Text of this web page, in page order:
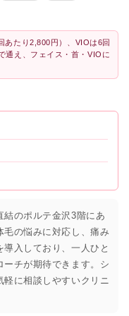
あたり2,800円）、VIOは6回
通え、フェイス・首・VIOに
のポルテ金沢3階にあ
毛の悩みに対応し、痛み
入しており、一人ひと
ーチが期待できます。シ
軽に相談しやすいクリニ